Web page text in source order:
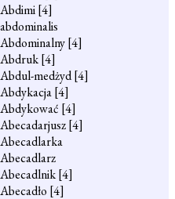
Abdimi[4]
abdominalis
Abdominalny[4]
Abdruk[4]
Abdul-medżyd[4]
Abdykacja[4]
Abdykować [4]
Abecadarjusz[4]
Abecadlarka
Abecadlarz
Abecadlnik[4]
Abecadło [4]